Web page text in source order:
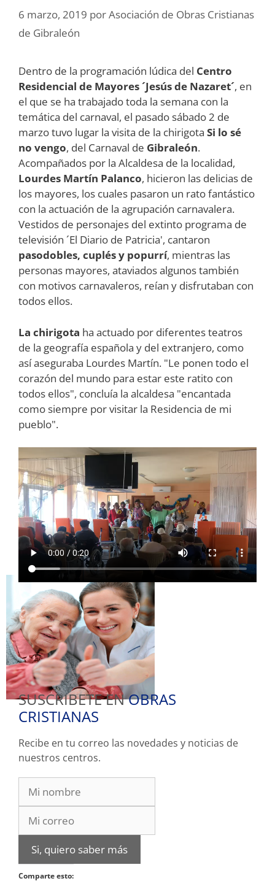
6 marzo, 2019 porAsociación de Obras Cristianas
de Gibraleón
Dentro de la programación lúdica del Centro
Residencial de Mayores ´Jesús de Nazaret´, en
el que se ha trabajado toda la semana con la
temática del carnaval, el pasado sábado 2 de
marzo tuvo lugar la visita de la chirigota Si lo sé
no vengo, del Carnaval de Gibraleón.
Acompañados por la Alcaldesa de la localidad,
Lourdes Martín Palanco, hicieron las delicias de
los mayores, los cuales pasaron un rato fantástico
con la actuación de la agrupación carnavalera.
Vestidos de personajes del extinto programa de
televisión ´El Diario de Patricia', cantaron
pasodobles, cuplés y popurrí, mientras las
personas mayores, ataviados algunos también
con motivos carnavaleros, reían y disfrutaban con
todos ellos.
La chirigota ha actuado por diferentes teatros
de la geografía española y del extranjero, como
así aseguraba Lourdes Martín. "Le ponen todo el
corazón del mundo para estar este ratito con
todos ellos", concluía la alcaldesa "encantada
como siempre por visitar la Residencia de mi
pueblo".
SUSCRIBETE ENOBRAS
CRISTIANAS
Recibe en tu correo las novedades y noticias de
nuestros centros.
Si, quiero saber más
Comparte esto: